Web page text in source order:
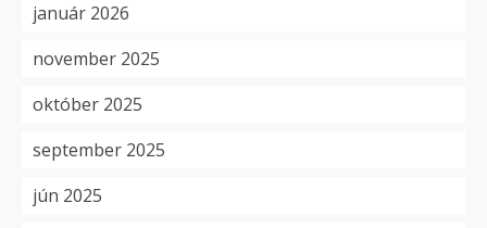
január 2026
november 2025
október 2025
september 2025
jún 2025